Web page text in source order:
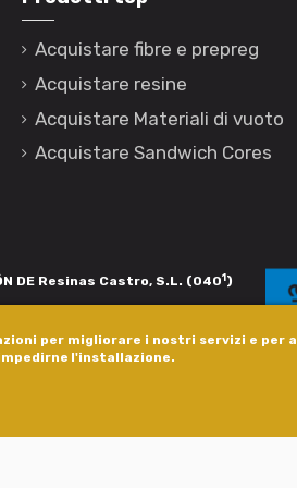
per migliorare i nostri servizi e
l'installazione.
Acquistare fibre e prepreg
Acquistare resine
Acquistare Materiali di vuoto
Acquistare Sandwich Cores
DE Resinas Castro, S.L. (0401 )
Axencia Galega de Innovación,
a empresa. InnovaPeme 2023.